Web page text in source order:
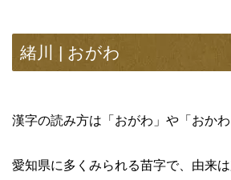
緒川 | おがわ
漢字の読み方は「おがわ」や「おかわ
愛知県に多くみられる苗字で、由来